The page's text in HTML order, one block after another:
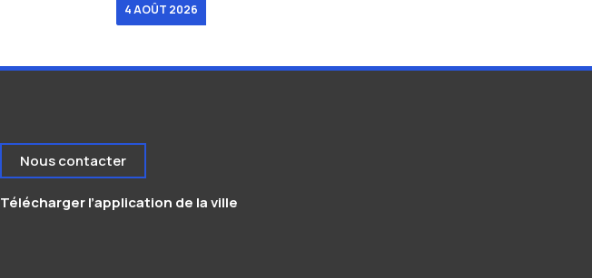
4 AOÛT 2026
Nous contacter
Télécharger l’application de la ville